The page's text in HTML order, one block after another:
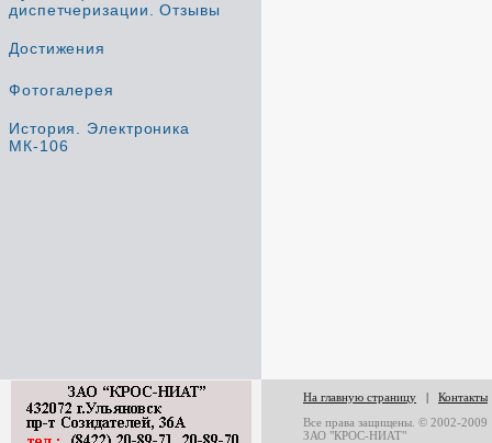
диспетчеризации. Отзывы
Достижения
Фотогалерея
История. Электроника
МК-106
На главную страницу | Контакты
Все права защищены. © 2002-2009
ЗАО "КРОС-НИАТ"